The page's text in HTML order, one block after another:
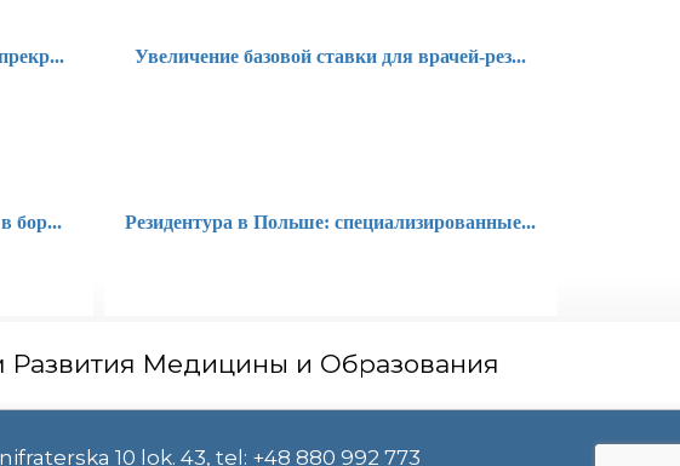
Увеличение базовой ставки для врачей-рез...
бор... Резидентура в Польше: специализированные...
Медицины и Образования
10 lok. 43, tel: +48 880 992 773